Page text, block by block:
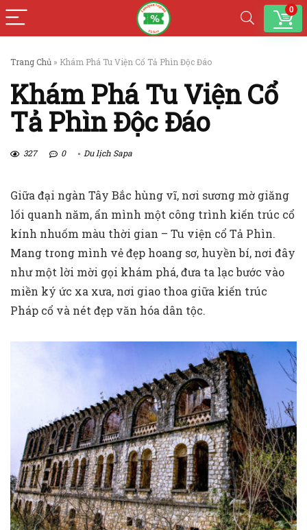
0
Trang Chủ » Khám Phá Tu Viện Cổ Tả Phìn Độc Đáo
Khám Phá Tu Viện Cổ
Tả Phìn Độc Đáo
327 0 Du lịch Sapa
Giữa đại ngàn Tây Bắc hùng vĩ, nơi sương mờ giăng
lối quanh năm, ẩn mình một công trình kiến trúc cổ
kính nhuốm màu thời gian – Tu viện cổ Tả Phìn.
Mang trong mình vẻ đẹp hoang sơ, huyền bí, nơi đây
như một lời mời gọi khám phá, đưa ta lạc bước vào
miền ký ức xa xưa, nơi giao thoa giữa kiến trúc
Pháp cổ và nét đẹp văn hóa dân tộc.